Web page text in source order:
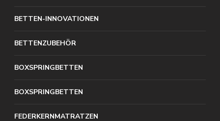
BETTEN-INNOVATIONEN
BETTENZUBEHÖR
BOXSPRINGBETTEN
BOXSPRINGBETTEN
FEDERKERNMATRATZEN